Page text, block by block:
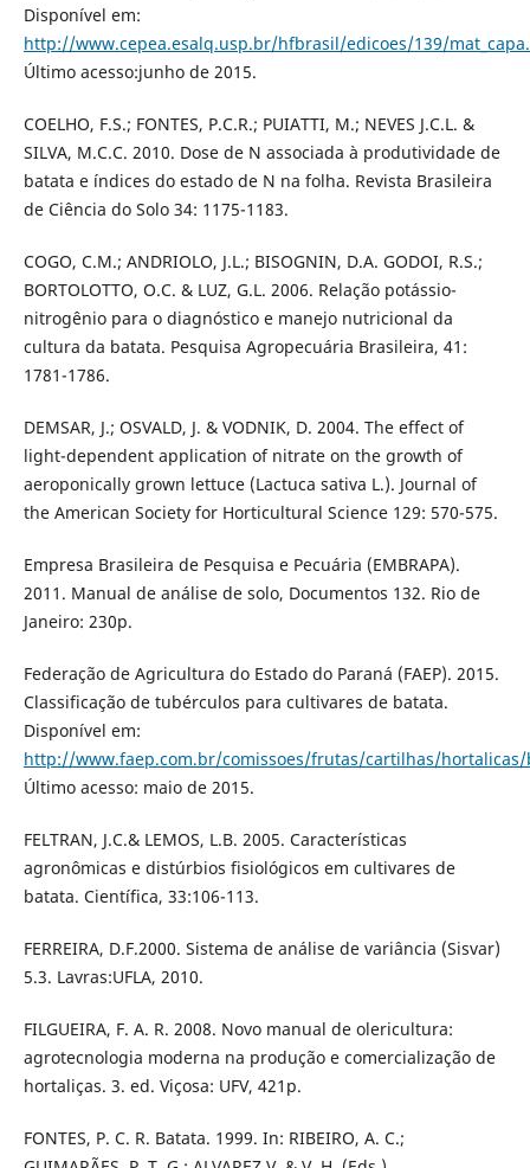
Disponível em:
http://www.cepea.esalq.usp.br/hfbrasil/edicoes/139/
Último acesso:junho de 2015.
COELHO, F.S.; FONTES, P.C.R.; PUIATTI, M.; NEVES J.C.L. &
SILVA, M.C.C. 2010. Dose de N associada à produtividade de
batata e índices do estado de N na folha. Revista Brasileira
de Ciência do Solo 34: 1175-1183.
COGO, C.M.; ANDRIOLO, J.L.; BISOGNIN, D.A. GODOI, R.S.;
BORTOLOTTO, O.C. & LUZ, G.L. 2006. Relação potássio-
nitrogênio para o diagnóstico e manejo nutricional da
cultura da batata. Pesquisa Agropecuária Brasileira, 41:
1781-1786.
DEMSAR, J.; OSVALD, J. & VODNIK, D. 2004. The effect of
light-dependent application of nitrate on the growth of
aeroponically grown lettuce (Lactuca sativa L.). Journal of
the American Society for Horticultural Science 129: 570-575.
Empresa Brasileira de Pesquisa e Pecuária (EMBRAPA).
2011. Manual de análise de solo, Documentos 132. Rio de
Janeiro: 230p.
Federação de Agricultura do Estado do Paraná (FAEP). 2015.
Classificação de tubérculos para cultivares de batata.
Disponível em:
http://www.faep.com.br/comissoes/frutas/cartilhas/
Último acesso: maio de 2015.
FELTRAN, J.C.& LEMOS, L.B. 2005. Características
agronômicas e distúrbios fisiológicos em cultivares de
batata. Científica, 33:106-113.
FERREIRA, D.F.2000. Sistema de análise de variância (Sisvar)
5.3. Lavras:UFLA, 2010.
FILGUEIRA, F. A. R. 2008. Novo manual de olericultura:
agrotecnologia moderna na produção e comercialização de
hortaliças. 3. ed. Viçosa: UFV, 421p.
FONTES, P. C. R. Batata. 1999. In: RIBEIRO, A. C.;